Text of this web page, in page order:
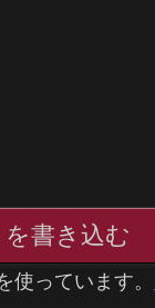
書き込む
っています。